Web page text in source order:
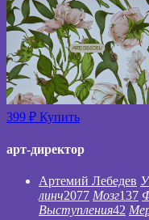
399 ₽ Купить
арт-директор
Артемий Лебедев
линч2077 Мозг137
Выступления42